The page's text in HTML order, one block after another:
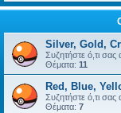
Silver, Gold,
Συζητήστε ό,τι
Θέματα: 11
Red, Blue,
Συζητήστε ό,τι
Θέματα: 7